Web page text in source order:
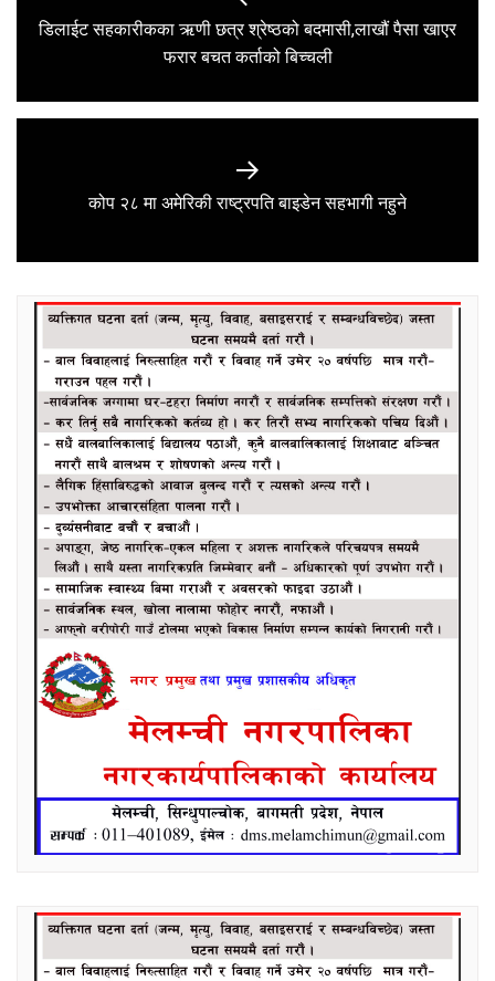
navigation
Previous
post:
डिलाईट सहकारीकका ऋणी छत्र श्रेष्ठको बदमासी,लाखौं पैसा खाएर
फरार बचत कर्ताको बिच्चली
Next
कोप २८ मा अमेरिकी राष्ट्रपति बाइडेन सहभागी नहुने